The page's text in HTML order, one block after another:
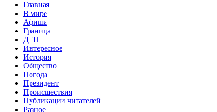
Главная
В мире
Афиша
Граница
ДТП
Интересное
История
Общество
Погода
Президент
Происшествия
Публикации читателей
Разное